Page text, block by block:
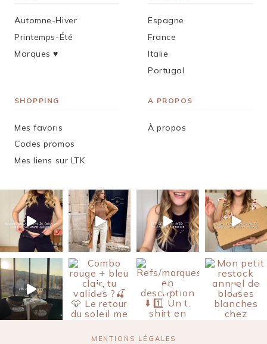
Automne-Hiver
Printemps-Été
Marques ♥︎
Espagne
France
Italie
Portugal
SHOPPING
Mes favoris
Codes promos
Mes liens sur LTK
A PROPOS
À propos
MENTIONS LÉGALES